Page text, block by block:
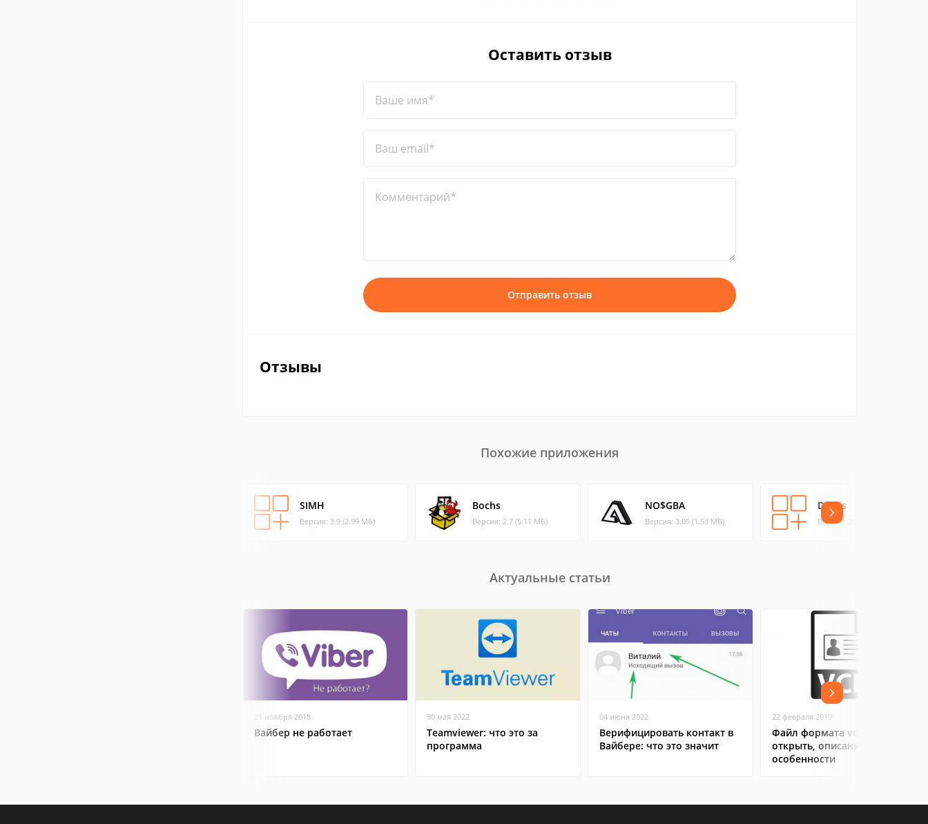
Оставить отзыв
Ваше имя*
Ваш email*
Комментарий*
Отправить отзыв
Отзывы
Похожие приложения
SIMH
Версия: 3.9 (2.99 МБ)
Bochs
Версия: 2.7 (5.11 МБ)
NO$GBA
Версия: 3.05 (1.53 МБ)
Dualis
Версия: 20.4 (0.27 МБ)
Актуальные статьи
21 ноября 2018
Вайбер не работает
30 мая 2022
Teamviewer: что это за
программа
04 июня 2022
Верифицировать контакт в
Вайбере: что это значит
22 февраля 2019
Файл формата vcf: чем
открыть, описание,
особенности